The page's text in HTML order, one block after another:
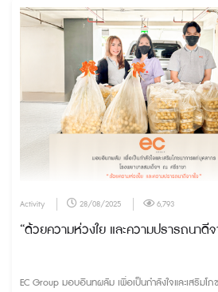
Activity 28/08/2025 6,793
“ด้วยความห่วงใย และความปรารถนาดีจ
EC Group มอบอินทผลัม เพื่อเป็นกำลังใจและเสริมโ